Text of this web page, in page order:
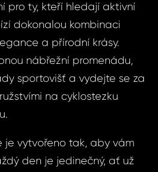
pro ty, kteří hledají aktivní
dokonalou kombinaci
a přírodní krásy.
nábřežní promenádu,
sportovišť a vydejte se za
na cyklostezku
je vytvořeno tak, aby vám
den je jedinečný, ať už